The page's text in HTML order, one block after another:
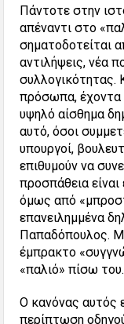
Πάντοτε στην
απέναντι στο
σηματοδοτείται
αντιλήψεις, νέα
συλλογικότητας.
πρόσωπα, έχοντα
υψηλό αίσθημα
αυτό, όσοι
υπουργοί,
επιθυμούν να
προσπάθεια
όμως από
επανειλημμένα
Παπαδόπουλος.
έμπρακτο
«παλιό» πίσω
Ο κανόνας αυτός
περίπτωση